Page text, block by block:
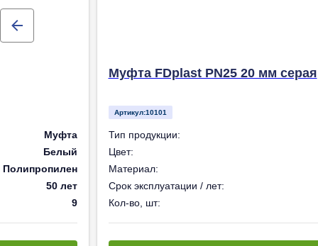
Муфта
Белый
Полипропилен
50 лет
9
Муфта FDplast PN25 20 мм серая
Артикул:10101
Тип продукции:
Цвет:
Материал:
Срок эксплуатации / лет:
Кол-во, шт: